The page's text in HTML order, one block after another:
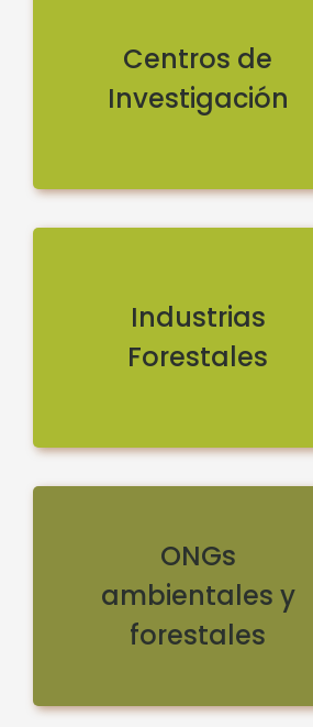
Centros de
Investigación
Industrias
Forestales
ONGs
ambientales y
forestales